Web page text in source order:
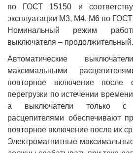
по ГОСТ 15150 и
эксплуатации М3, М4, М6 по ГОСТ
Номинальный режим
выключателя – продолжительный.
Автоматические
максимальными
повторное включение после
перегрузки по истечении
а выключатели только с
расцепителями обеспечивают
повторное включение после их
Электромагнитные